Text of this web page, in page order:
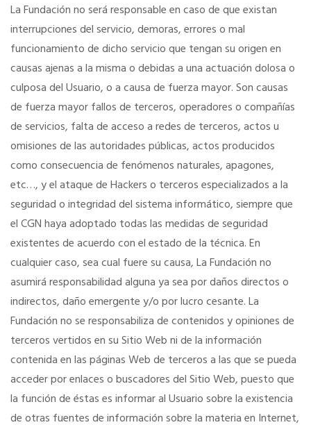
La Fundación no será responsable en caso de que existan
interrupciones del servicio, demoras, errores o mal
funcionamiento de dicho servicio que tengan su origen en
causas ajenas a la misma o debidas a una actuación dolosa o
culposa del Usuario, o a causa de fuerza mayor. Son causas
de fuerza mayor fallos de terceros, operadores o compañías
de servicios, falta de acceso a redes de terceros, actos u
omisiones de las autoridades públicas, actos producidos
como consecuencia de fenómenos naturales, apagones,
etc…, y el ataque de Hackers o terceros especializados a la
seguridad o integridad del sistema informático, siempre que
el CGN haya adoptado todas las medidas de seguridad
existentes de acuerdo con el estado de la técnica. En
cualquier caso, sea cual fuere su causa, La Fundación no
asumirá responsabilidad alguna ya sea por daños directos o
indirectos, daño emergente y/o por lucro cesante. La
Fundación no se responsabiliza de contenidos y opiniones de
terceros vertidos en su Sitio Web ni de la información
contenida en las páginas Web de terceros a las que se pueda
acceder por enlaces o buscadores del Sitio Web, puesto que
la función de éstas es informar al Usuario sobre la existencia
de otras fuentes de información sobre la materia en Internet,